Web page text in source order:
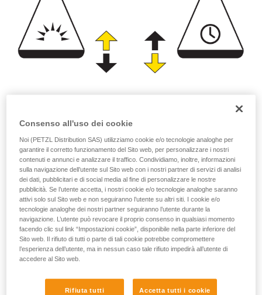
o
Privilegiare la
potenza
d'illuminazione a
scapito
dell’autonomia
Privilegiare
l’autonomia a scapito
della potenza
d’illuminazione
La potenza d'illuminazione di una lampada e la sua
autonomia sono due parametri inscindibili
Per una determinata quantità di energia, l'aumento della
Consenso all'uso dei cookie
Noi (PETZL Distribution SAS) utilizziamo cookie e/o tecnologie analoghe per
garantire il corretto funzionamento del Sito web, per personalizzare i nostri
contenuti e annunci e analizzare il traffico. Condividiamo, inoltre, informazioni
sulla navigazione dell’utente sul Sito web con i nostri partner di servizi di analisi
dei dati, pubblicitari e di social media al fine di personalizzare le nostre
pubblicità. Se l’utente accetta, i nostri cookie e/o tecnologie analoghe saranno
attivi solo sul Sito web e non seguiranno l’utente su altri siti. I cookie e/o
tecnologie analoghe dei nostri partner seguiranno l’utente durante la
navigazione. L’utente può revocare il proprio consenso in qualsiasi momento
facendo clic sul link “Impostazioni cookie”, disponibile nella parte inferiore del
Sito web. Il rifiuto di tutti o parte di tali cookie potrebbe compromettere
l’esperienza dell’utente, ma in nessun caso tale rifiuto impedirà all’utente di
accedere al Sito web.
Rifiuta tutti Accetta tutti i cookie